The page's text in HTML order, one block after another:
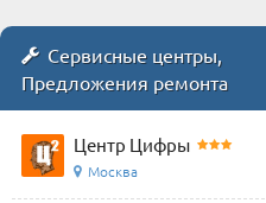
Сервисные центры,
Предложения ремонта
Центр Цифры
Москва